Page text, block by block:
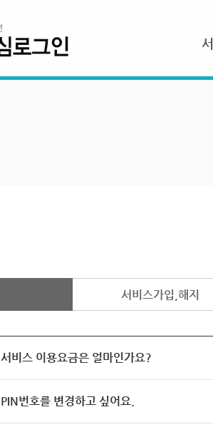
서비스가입,해지
서비스 이용요금은 얼마인가요?
PIN번호를 변경하고 싶어요.